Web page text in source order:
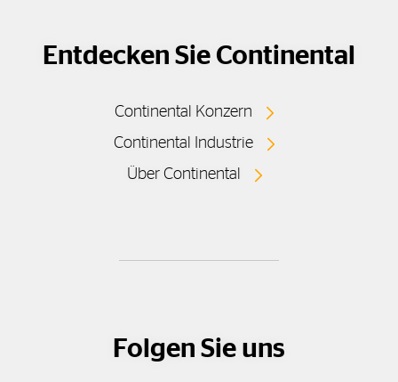
Entdecken Sie Continental
Continental Konzern
Continental Industrie
Über Continental
Folgen Sie uns